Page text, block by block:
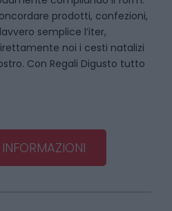
prodotti, confezioni,
semplice l’iter,
noi i cesti natalizi
Con Regali Digusto tutto